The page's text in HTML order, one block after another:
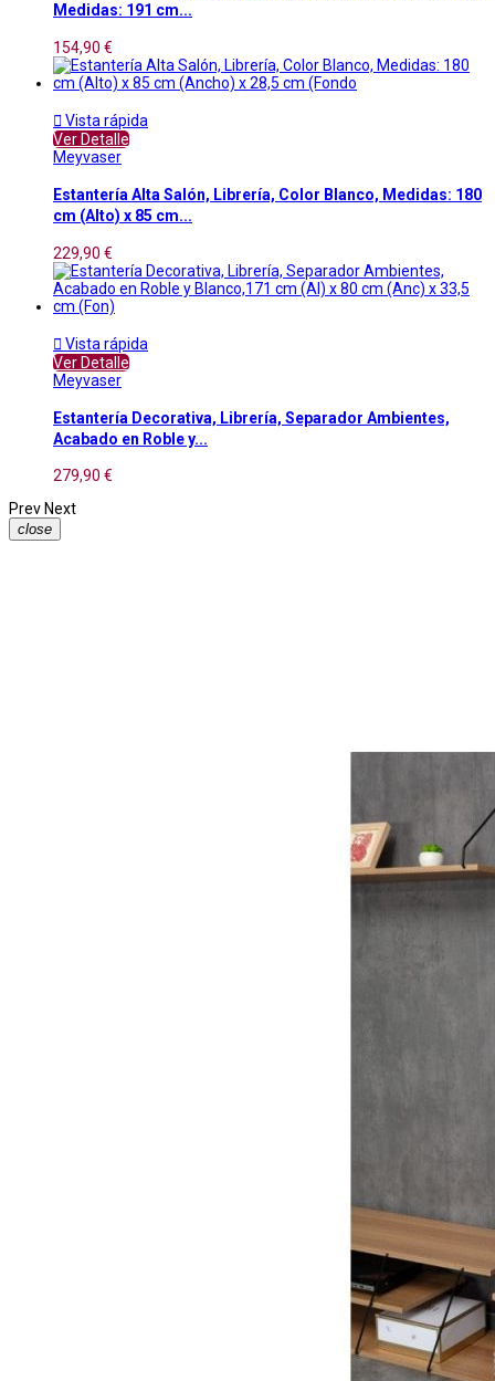
Medidas: 191 cm...
154,90 €
 Vista rápida
Ver Detalle
Meyvaser
Estantería Alta Salón, Librería, Color Blanco, Medidas: 180
cm (Alto) x 85 cm...
229,90 €
 Vista rápida
Ver Detalle
Meyvaser
Estantería Decorativa, Librería, Separador Ambientes,
Acabado en Roble y...
279,90 €
Prev Next
close